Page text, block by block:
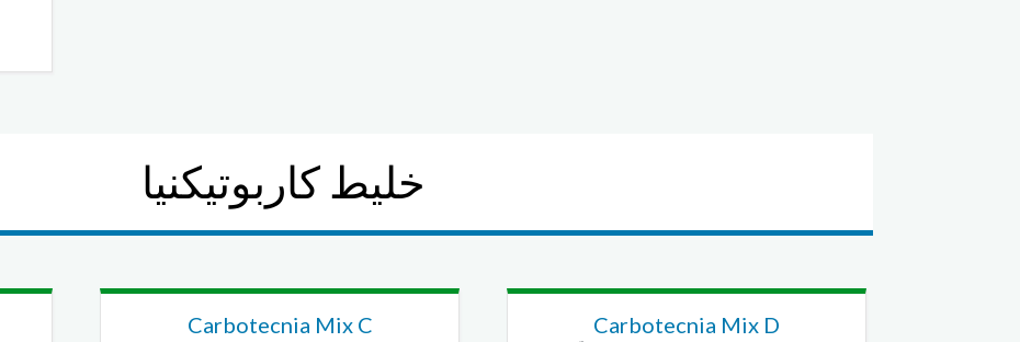
خليط كاربوتيكنيا
Carbotecnia Mix C Carbotecnia Mix D